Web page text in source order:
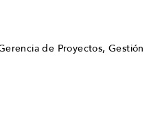
de Proyectos, Gestión